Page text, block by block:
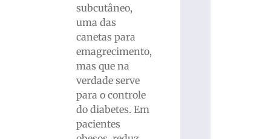
subcutâneo,
uma das
canetas para
emagrecimento,
mas que na
verdade serve
para o controle
do diabetes. Em
pacientes